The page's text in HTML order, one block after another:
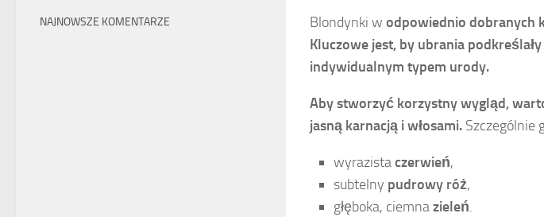
Blondynki w odpowiednio dobranych
Kluczowe jest, by ubrania
indywidualnym typem urody.
Aby stworzyć korzystny wygląd,
jasną karnacją i włosami. Szczególnie
wyrazistaczerwień,
subtelny pudrowy róż,
głęboka, ciemnazieleń.
NAJNOWSZE KOMENTARZE